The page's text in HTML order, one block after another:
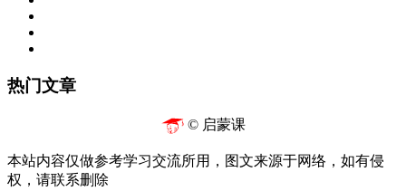
热门文章
© 启蒙课
本站内容仅做参考学习交流所用，图文来源于网络，如有侵
权，请联系删除